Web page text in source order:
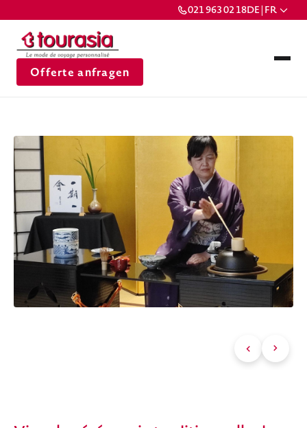
021 963 02 18DE | FR
Offerte anfragen